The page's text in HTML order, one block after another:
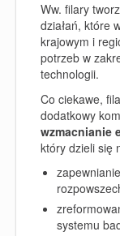
Ww. filary
działań, które
krajowym i
potrzeb w
technologii.
Co ciekawe,
dodatkowy
wzmacnianie
który dzieli się
systemu